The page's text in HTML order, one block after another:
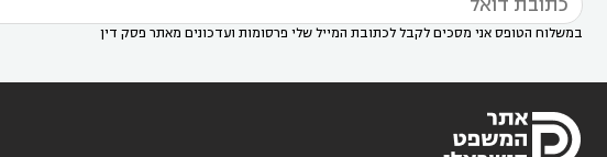
במשלוח הטופס אני מסכים לקבל לכתובת המייל שלי פרסומות ועדכונים מאתר פסק דין